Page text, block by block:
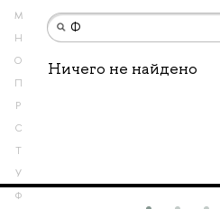
М
Н
О
П
Р
С
Т
У
Ф
Ничего не найдено